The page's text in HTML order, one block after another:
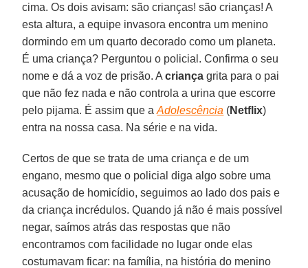
cima. Os dois avisam: são crianças! são crianças! A
esta altura, a equipe invasora encontra um menino
dormindo em um quarto decorado como um planeta.
É uma criança? Perguntou o policial. Confirma o seu
nome e dá a voz de prisão. Acriança grita para o pai
que não fez nada e não controla a urina que escorre
pelo pijama. É assim que aAdolescência (Netflix)
entra na nossa casa. Na série e na vida.
Certos de que se trata de uma criança e de um
engano, mesmo que o policial diga algo sobre uma
acusação de homicídio, seguimos ao lado dos pais e
da criança incrédulos. Quando já não é mais possível
negar, saímos atrás das respostas que não
encontramos com facilidade no lugar onde elas
costumavam ficar: na família, na história do menino